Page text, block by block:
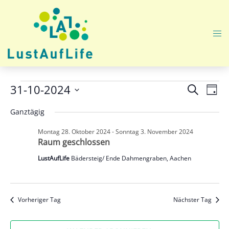
Veranstaltungen
für
Donnerstag
Oktober
2024
und
SUCHE
TAG
31-10-2024
wählen.
Ganztägig
Raum geschlossen
Montag 28. Oktober 2024-Sonntag 3. November 2024
LustAufLife Bädersteig/ Ende Dahmengraben, Aachen
Vorheriger Tag Nächster Tag